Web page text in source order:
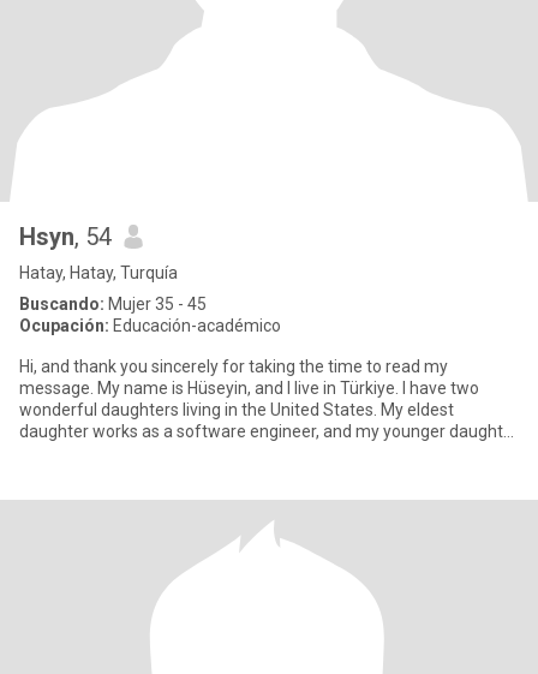
Hsyn, 54
Hatay, Hatay, Turquía
Buscando: Mujer 35 - 45
Ocupación: Educación-académico
Hi, and thank you sincerely for taking the time to read my
message. My name is Hüseyin, and I live in Türkiye. I have two
wonderful daughters living in the United States. My eldest
daughter works as a software engineer, and my younger daughter